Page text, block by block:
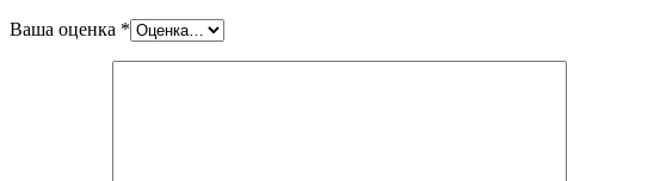
Ваша оценка *